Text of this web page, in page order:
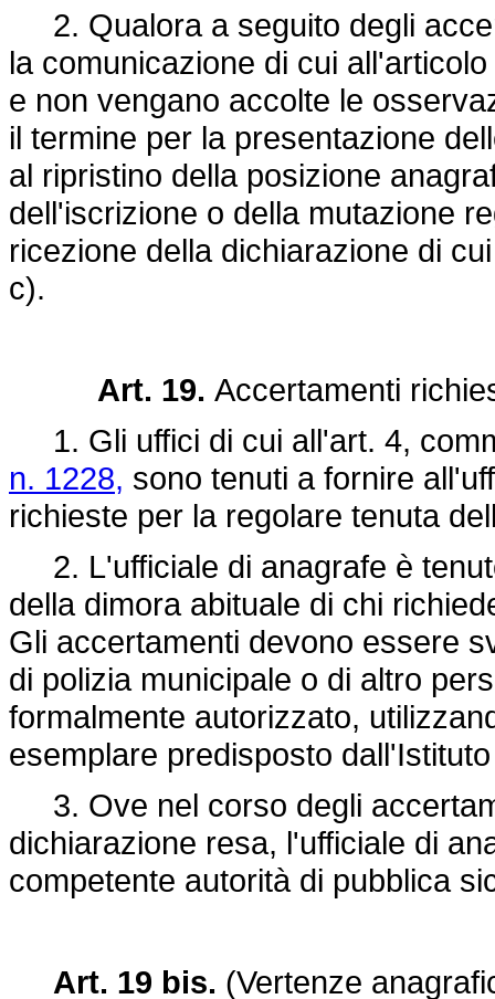
2. Qualora a seguito degli
la comunicazione di cui
e non vengano accolte le
il termine per la presentazione
al ripristino della posizione
dell'iscrizione o della mutazione
ricezione della dichiarazione di
c).
Art. 19. Accertamenti
1. Gli uffici di cui all'art. 4,
n. 1228, sono tenuti a fornire
richieste per la regolare tenuta
2. L'ufficiale di anagrafe è
della dimora abituale di chi
Gli accertamenti devono essere
di polizia municipale o di altro
formalmente autorizzato,
esemplare predisposto
3. Ove nel corso degli
dichiarazione resa, l'ufficiale di
competente autorità di pubblica
Art. 19 bis. (Vertenze